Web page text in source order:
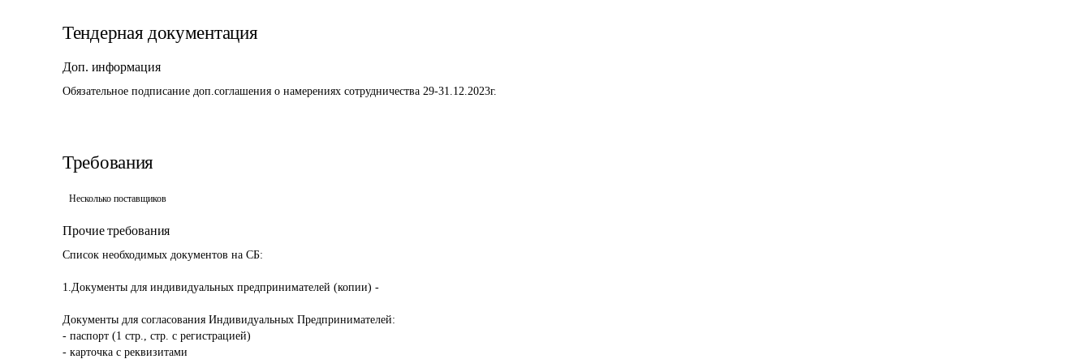
Тендерная документация
Доп. информация
Обязательное подписание доп.соглашения о намерениях сотрудничества 29-31.12.2023г.
Требования
Несколько поставщиков
Прочие требования
Список необходимых документов на СБ:
1.Документы для индивидуальных предпринимателей (копии) -
Документы для согласования Индивидуальных Предпринимателей:
- паспорт (1 стр., стр. с регистрацией)
- карточка с реквизитами